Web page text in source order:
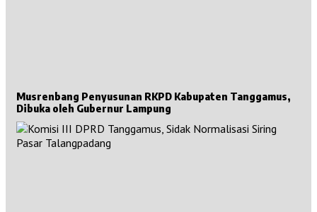
Musrenbang Penyusunan RKPD Kabupaten Tanggamus,
Dibuka oleh Gubernur Lampung